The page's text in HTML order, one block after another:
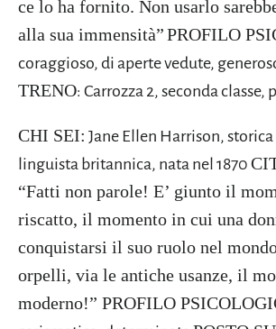
ce lo ha fornito. Non usarlo
alla sua immensità”PROFILO
coraggioso, di aperte vedute,
TRENO: Carrozza 2, seconda classe,
CHI SEI: Jane Ellen Harrison,
linguista britannica, nata nel 1870
“Fatti non parole! E’ giunto il
riscatto, il momento in cui una
conquistarsi il suo ruolo nel
orpelli, via le antiche usanze, il
moderno!” PROFILO